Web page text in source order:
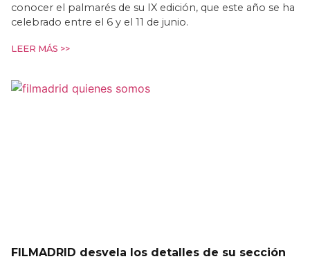
conocer el palmarés de su IX edición, que este año se ha
celebrado entre el 6 y el 11 de junio.
LEER MÁS >>
FILMADRID desvela los detalles de su sección